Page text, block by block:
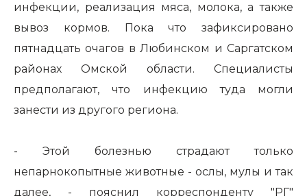
инфекции, реализация мяса, молока, а также
вывоз кормов. Пока что зафиксировано
пятнадцать очагов в Любинском и Саргатском
районах Омской области. Специалисты
предполагают, что инфекцию туда могли
занести из другого региона.
- Этой болезнью страдают только
непарнокопытные животные - ослы, мулы и так
далее, - пояснил корреспонденту "РГ"